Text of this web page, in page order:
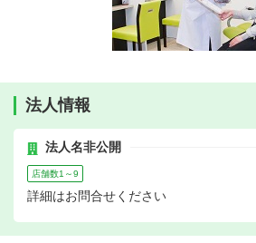
法人情報
法人名非公開
店舗数1～9
詳細はお問合せください